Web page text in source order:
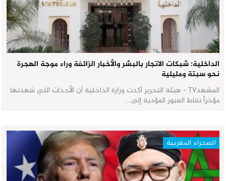
الداخلية: شبكات الاتجار بالبشر والأخبار الزائفة وراء موجة الهجرة
نحو سبتة ومليلية
المشهدTV - هيئة التحرير أكدت وزارة الداخلية أن الأحداث التي شهدتها
مؤخراً نقاط العبور المؤدية إلى…
الصحراء المغربية